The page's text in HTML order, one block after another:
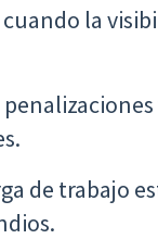
la
de trabajo